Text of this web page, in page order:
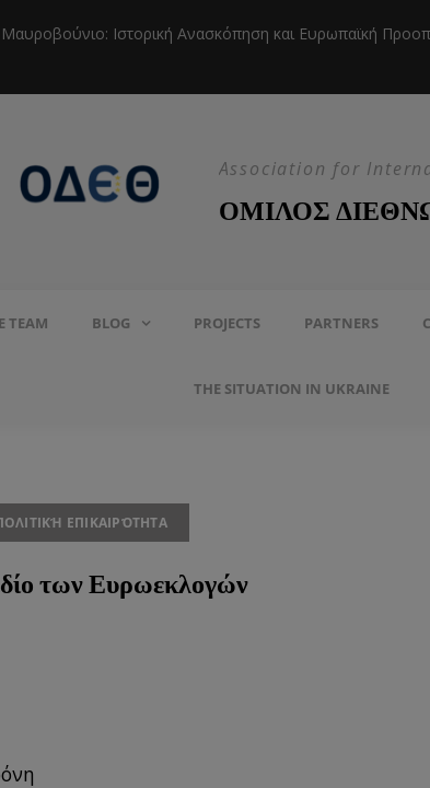
Ιστορική Ανασκόπηση και Ευρωπαϊκή
Association for
ΟΜΙΛΟΣ
TEAM BLOG PROJECTS PARTNERS
THE SITUATION IN UKRAINE
ΕΠΙΚΑΙΡΌΤΗΤΑ
των Ευρωεκλογών